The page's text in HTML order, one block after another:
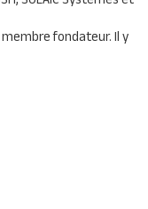
fondateur. Il y